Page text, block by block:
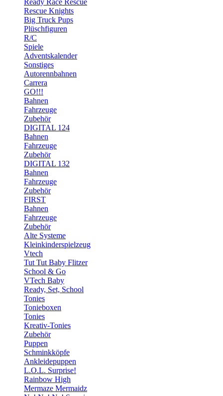
Ready Race Rescue
Rescue Knights
Big Truck Pups
Plüschfiguren
R/C
Spiele
Adventskalender
Sonstiges
Autorennbahnen
Carrera
GO!!!
Bahnen
Fahrzeuge
Zubehör
DIGITAL 124
Bahnen
Fahrzeuge
Zubehör
DIGITAL 132
Bahnen
Fahrzeuge
Zubehör
FIRST
Bahnen
Fahrzeuge
Zubehör
Alte Systeme
Kleinkinderspielzeug
Vtech
Tut Tut Baby Flitzer
School & Go
VTech Baby
Ready, Set, School
Tonies
Tonieboxen
Tonies
Kreativ-Tonies
Zubehör
Puppen
Schminkköpfe
Ankleidepuppen
L.O.L. Surprise!
Rainbow High
Mermaze Mermaidz